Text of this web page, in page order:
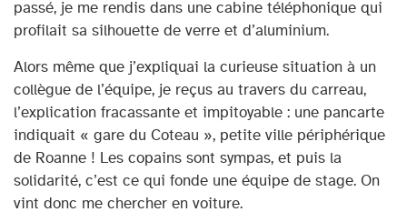
passé, je me rendis dans une cabine téléphonique qui
profilait sa silhouette de verre et d’aluminium.
Alors même que j’expliquai la curieuse situation à un
collègue de l’équipe, je reçus au travers du carreau,
l’explication fracassante et impitoyable : une pancarte
indiquait « gare du Coteau », petite ville périphérique
de Roanne ! Les copains sont sympas, et puis la
solidarité, c’est ce qui fonde une équipe de stage. On
vint donc me chercher en voiture.